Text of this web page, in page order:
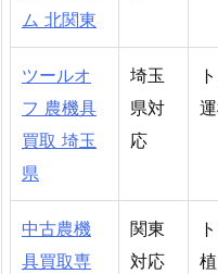
ム 北関東
ツールオ
フ 農機具
買取 埼玉
県
埼玉
県対
応
中古農機
具買取専
関東
対応